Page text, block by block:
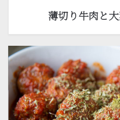
薄切り牛肉と